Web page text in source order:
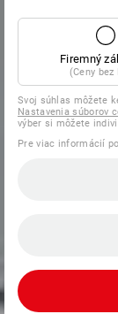
Firemný
(Ceny bez
Svoj súhlas môžete
Nastavenia súborov
výber si môžete
Pre viac informácií